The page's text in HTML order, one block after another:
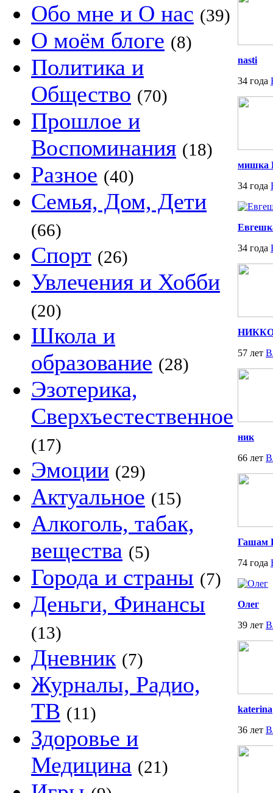
Обо мне и О нас (39)
О моём блоге (8)
Политика и
Общество (70)
Прошлое и
Воспоминания (18)
Разное (40)
Семья, Дом, Дети
(66)
Спорт (26)
Увлечения и Хобби
(20)
Школа и
образование (28)
Эзотерика,
Сверхъестественное
(17)
Эмоции (29)
Актуальное (15)
Алкоголь, табак,
вещества (5)
Города и страны (7)
Деньги, Финансы
(13)
Дневник (7)
Журналы, Радио,
ТВ (11)
Здоровье и
Медицина (21)
nasti
34 года
мишка
34 года
34 года
57 лет
ник
66 лет
Гашам
74 года
Олег
39 лет
katerina
36 лет